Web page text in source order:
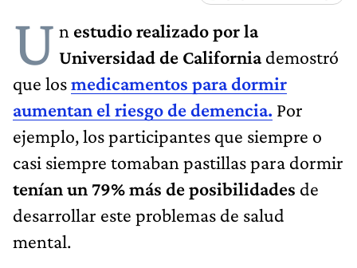
U n estudio realizado por la
Universidad de Californiademostró
que losmedicamentos para dormir
aumentan el riesgo de demencia. Por
ejemplo, los participantes que siempre o
casi siempre tomaban pastillas para dormir
tenían un 79% más de posibilidades de
desarrollar este problemas de salud
mental.